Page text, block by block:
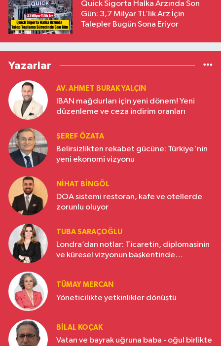
Quick Sigorta Halka Arzında Son
Gün: 3,7 Milyar TL’lik Arz İçin
Talepler Bugün Sona Eriyor
Yazarlar
AV. AHMET BURAK YALÇIN
IBAN mağdurları için yeni dönem! Yeni
düzenleme ve ceza indirim oranları
ŞEREF ÖZATA
Belirsizlikten rekabet gücüne: Türkiye'nin
yeni ekonomi vizyonu
NIHAT BINGÖL
DOA sistemi restoran, kafe ve otellerde
zorunlu oluyor
TUBA SARAÇOĞLU
Londra’dan notlar: Ticaretin, diplomasinin
ve küresel vizyonun başkentinde
TÜMAY MERCAN
Yöneticilikte yetkinlikler dönüştü
BILAL KOÇAK
Vatan ve bayrak uğruna baba - oğul birlikte